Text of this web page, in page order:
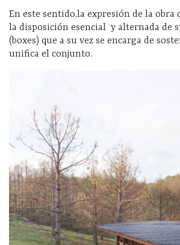
En este sentido,la expresión de la obra
la disposición esencial y alternada de
(boxes) que a su vez se encarga de
unifica el conjunto.